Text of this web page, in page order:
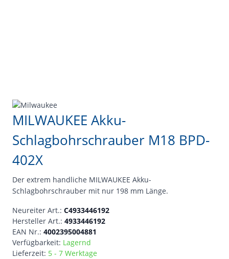
MILWAUKEE Akku-
Schlagbohrschrauber M18 BPD-
402X
Der extrem handliche MILWAUKEE Akku-
Schlagbohrschrauber mit nur 198 mm Länge.
Neureiter Art.: C4933446192
Hersteller Art.: 4933446192
EAN Nr.: 4002395004881
Verfügbarkeit: Lagernd
Lieferzeit: 5 - 7 Werktage